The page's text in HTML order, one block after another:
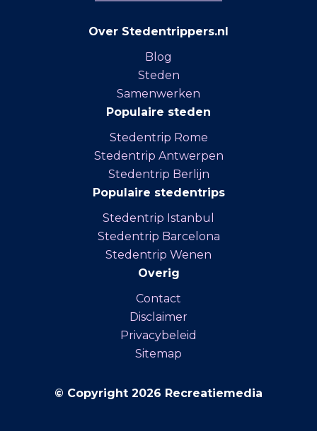
Over Stedentrippers.nl
Blog
Steden
Samenwerken
Populaire steden
Stedentrip Rome
Stedentrip Antwerpen
Stedentrip Berlijn
Populaire stedentrips
Stedentrip Istanbul
Stedentrip Barcelona
Stedentrip Wenen
Overig
Contact
Disclaimer
Privacybeleid
Sitemap
© Copyright 2026 Recreatiemedia